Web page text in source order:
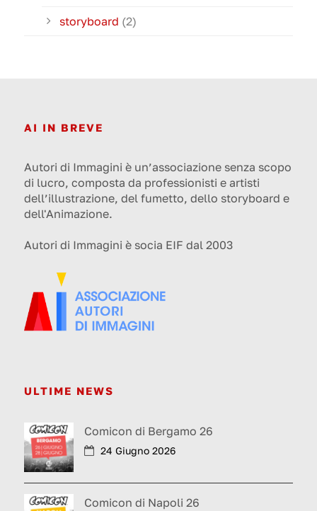
storyboard (2)
AI IN BREVE
Autori di Immagini è un’associazione senza scopo
di lucro, composta da professionisti e artisti
dell’illustrazione, del fumetto, dello storyboard e
dell'Animazione.
Autori di Immagini è socia EIF dal 2003
ULTIME NEWS
Comicon di Bergamo 26
24 Giugno 2026
Comicon di Napoli 26